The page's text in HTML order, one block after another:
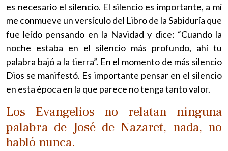
es necesario el silencio. El silencio es importante, a mí
me conmueve un versículo del Libro de la Sabiduría que
fue leído pensando en la Navidad y dice: “Cuando la
noche estaba en el silencio más profundo, ahí tu
palabra bajó a la tierra”. En el momento de más silencio
Dios se manifestó. Es importante pensar en el silencio
en esta época en la que parece no tenga tanto valor.
Los Evangelios no relatan ninguna
palabra de José de Nazaret, nada, no
habló nunca.